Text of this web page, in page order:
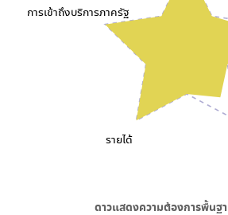
รายได้
การเข้าถึงบริการภาครัฐ
ดาวแสดงความต้องการพื้นฐ